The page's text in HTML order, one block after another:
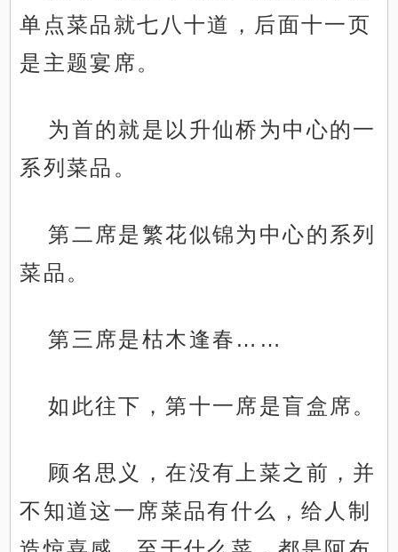
单点菜品就七八十道，后面十一页
是主题宴席。
为首的就是以升仙桥为中心的一
系列菜品。
第二席是繁花似锦为中心的系列
菜品。
第三席是枯木逢春……
如此往下，第十一席是盲盒席。
顾名思义，在没有上菜之前，并
不知道这一席菜品有什么，给人制